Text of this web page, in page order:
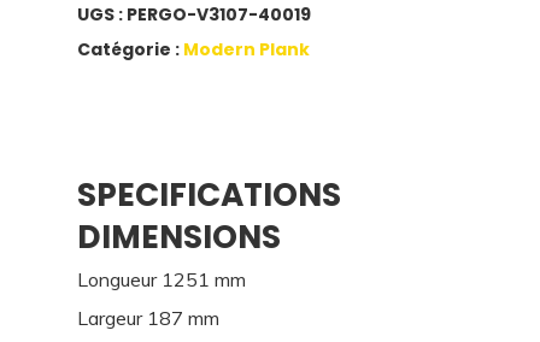
UGS : PERGO-V3107-40019
Catégorie : Modern Plank
SPECIFICATIONS
DIMENSIONS
Longueur 1251 mm
Largeur 187 mm